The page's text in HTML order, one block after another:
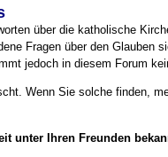
über die katholische
Fragen über den
jedoch in diesem Forum
Wenn Sie solche finden,
unter Ihren Freunden